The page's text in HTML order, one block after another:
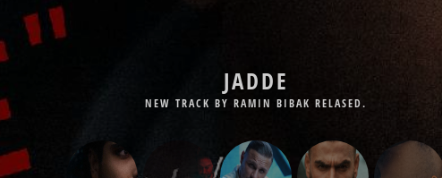
JADDE
NEW TRACK BY RAMIN BIBAK RELASED.
DELE MAN
NEW TRACK BY BABAK JAHANBAKHSH RELASED.